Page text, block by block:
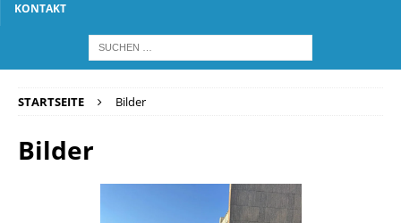
KONTAKT
STARTSEITE Bilder
Bilder